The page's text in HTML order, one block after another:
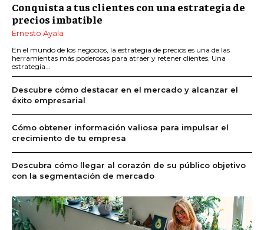
Conquista a tus clientes con una estrategia de
precios imbatible
Ernesto Ayala
En el mundo de los negocios, la estrategia de precios es una de las
herramientas más poderosas para atraer y retener clientes. Una
estrategia...
Descubre cómo destacar en el mercado y alcanzar el
éxito empresarial
Cómo obtener información valiosa para impulsar el
crecimiento de tu empresa
Descubra cómo llegar al corazón de su público objetivo
con la segmentación de mercado